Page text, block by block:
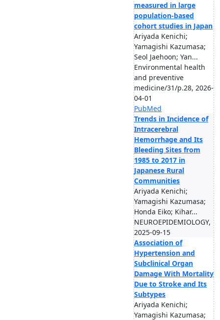
measured in large
population-based
cohort studies in Japan
Ariyada Kenichi;
Yamagishi Kazumasa;
Seol Jaehoon; Yan...
Environmental health
and preventive
medicine/31/p.28, 2026-
04-01
PubMed
Trends in Incidence of
Intracerebral
Hemorrhage and Its
Bleeding Sites from
1985 to 2017 in
Japanese Rural
Communities
Ariyada Kenichi;
Yamagishi Kazumasa;
Honda Eiko; Kihar...
NEUROEPIDEMIOLOGY,
2025-09-15
Association of
Hypertension and
Subclinical Organ
Damage With Mortality
Due to Stroke and Its
Subtypes
Ariyada Kenichi;
Yamagishi Kazumasa;